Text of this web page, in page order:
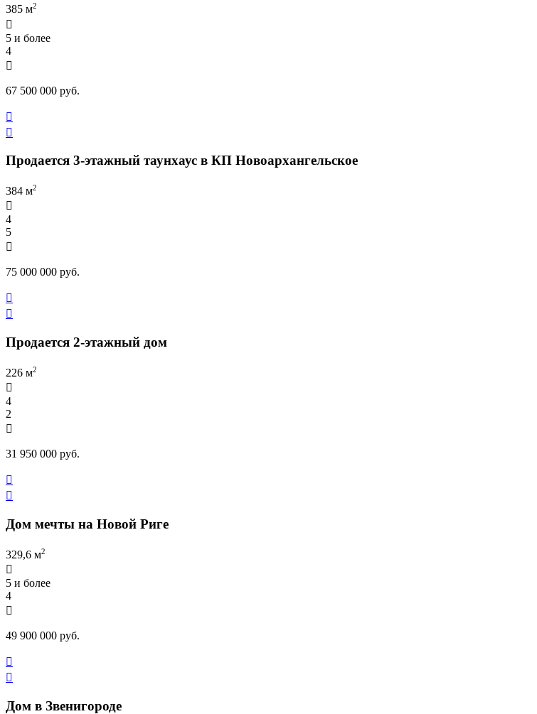
385 м2

5 и более
4

67 500 000 руб.


Продается 3-этажный таунхаус в КП Новоархангельское
384 м2

4
5

75 000 000 руб.


Продается 2-этажный дом
226 м2

4
2

31 950 000 руб.


Дом мечты на Новой Риге
329,6 м2

5 и более
4

49 900 000 руб.


Дом в Звенигороде